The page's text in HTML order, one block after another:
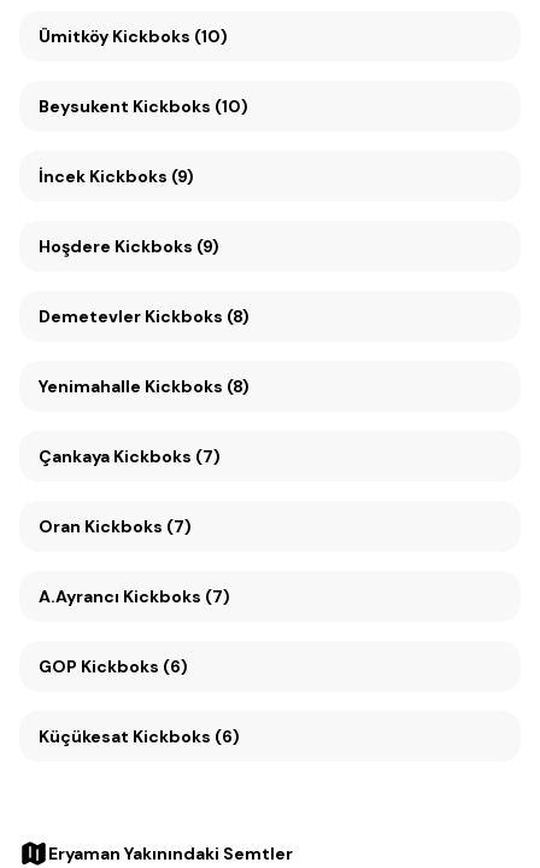
Ümitköy Kickboks (10)
Beysukent Kickboks (10)
İncek Kickboks (9)
Hoşdere Kickboks (9)
Demetevler Kickboks (8)
Yenimahalle Kickboks (8)
Çankaya Kickboks (7)
Oran Kickboks (7)
A.Ayrancı Kickboks (7)
GOP Kickboks (6)
Küçükesat Kickboks (6)
Eryaman Yakınındaki Semtler